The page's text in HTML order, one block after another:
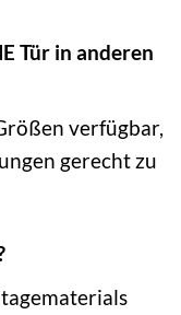
Tür in anderen
verfügbar,
gerecht zu